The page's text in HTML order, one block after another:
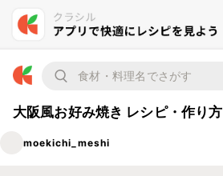
大阪風お好み焼き レシピ・作り方
moekichi_meshi